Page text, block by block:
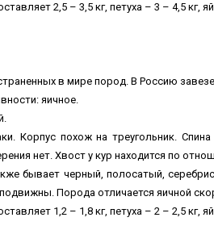
2,5 – 3,5 кг, петуха – 3 – 4,5 кг,
в мире пород. В Россию
яичное.
Корпус похож на треугольник.
нет. Хвост у кур находится по
бывает черный, полосатый,
Порода отличается яичной
1,2 – 1,8 кг, петуха – 2 – 2,5 кг,